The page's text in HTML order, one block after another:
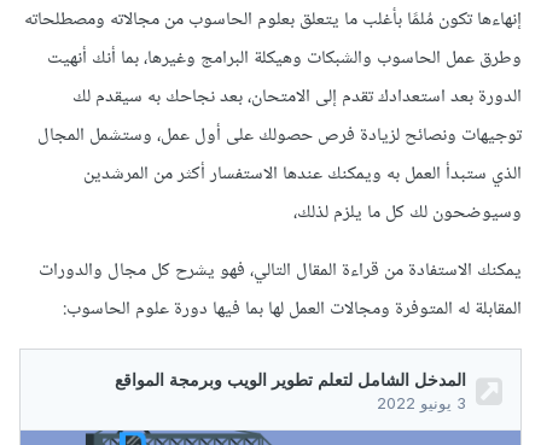
إنهاءها تكون مُلمًا بأغلب ما يتعلق بعلوم الحاسوب من مجالاته ومصطلحاته
وطرق عمل الحاسوب والشبكات وهيكلة البرامج وغيرها، بما أنك أنهيت
الدورة بعد استعدادك تقدم إلى الامتحان، بعد نجاحك به سيقدم لك
توجيهات ونصائح لزيادة فرص حصولك على أول عمل، وستشمل المجال
الذي ستبدأ العمل به ويمكنك عندها الاستفسار أكثر من المرشدين
وسيوضحون لك كل ما يلزم لذلك،
يمكنك الاستفادة من قراءة المقال التالي، فهو يشرح كل مجال والدورات
المقابلة له المتوفرة ومجالات العمل لها بما فيها دورة علوم الحاسوب: